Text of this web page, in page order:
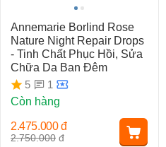
Annemarie Borlind Rose
Nature Night Repair Drops
- Tinh Chất Phục Hồi, Sửa
Chữa Da Ban Đêm
5
1
Còn hàng
2.750.000 đ
2.475.000 đ